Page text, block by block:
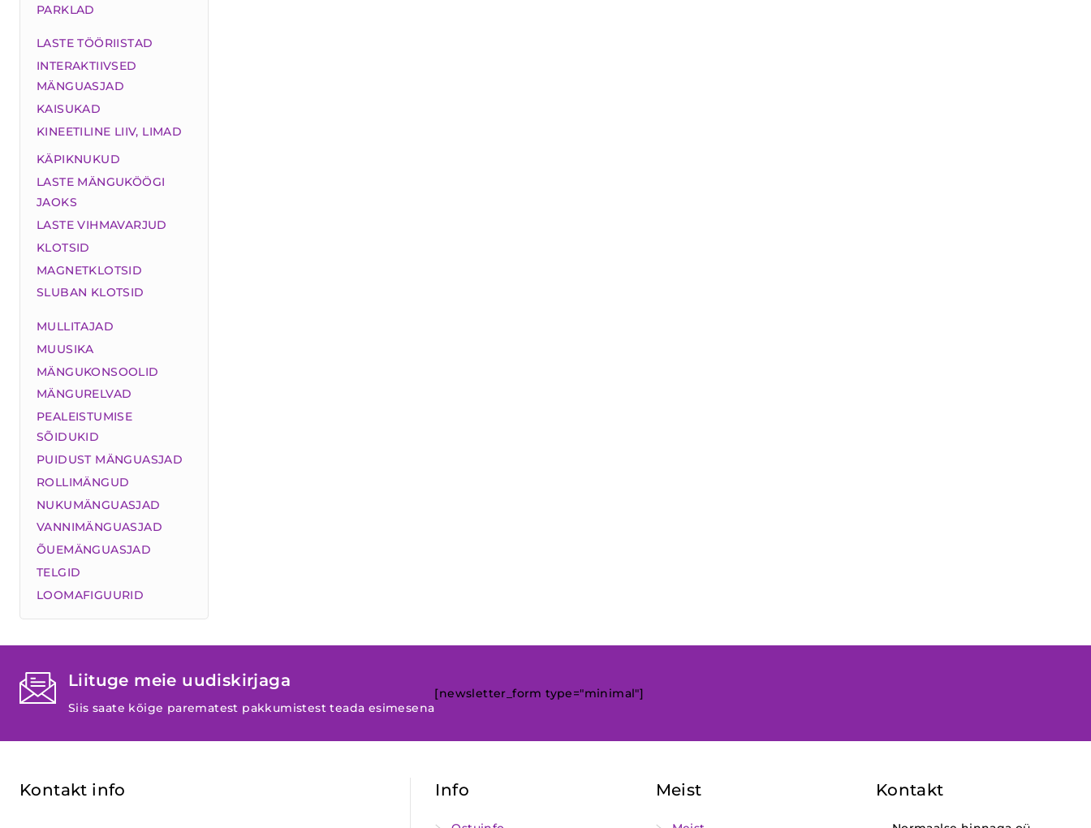
PARKLAD
LASTE TÖÖRIISTAD
INTERAKTIIVSED
MÄNGUASJAD
KAISUKAD
KINEETILINE LIIV, LIMAD
KÄPIKNUKUD
LASTE MÄNGUKÖÖGI
JAOKS
LASTE VIHMAVARJUD
KLOTSID
MAGNETKLOTSID
SLUBAN KLOTSID
MULLITAJAD
MUUSIKA
MÄNGUKONSOOLID
MÄNGURELVAD
PEALEISTUMISE
SÕIDUKID
PUIDUST MÄNGUASJAD
ROLLIMÄNGUD
NUKUMÄNGUASJAD
VANNIMÄNGUASJAD
ÕUEMÄNGUASJAD
TELGID
LOOMAFIGUURID
Liituge meie uudiskirjaga
Siis saate kõige parematest pakkumistest teada esimesena
[newsletter_form type="minimal"]
Kontakt info Info Meist Kontakt